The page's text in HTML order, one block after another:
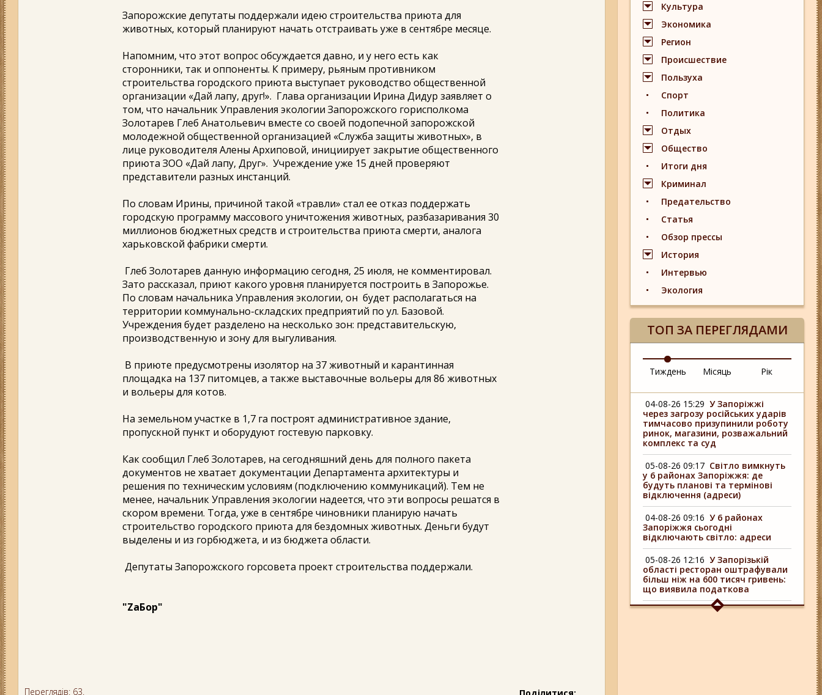
Запорожские депутаты поддержали идею строительства приюта для
животных, который планируют начать отстраивать уже в сентябре месяце.
Напомним, что этот вопрос обсуждается давно, и у него есть как
сторонники, так и оппоненты. К примеру, рьяным противником
строительства городского приюта выступает руководство общественной
организации «Дай лапу, друг!». Глава организации Ирина Дидур заявляет о
том, что начальник Управления экологии Запорожского горисполкома
Золотарев Глеб Анатольевич вместе со своей подопечной запорожской
молодежной общественной организацией «Служба защиты животных», в
лице руководителя Алены Архиповой, инициирует закрытие общественного
приюта ЗОО «Дай лапу, Друг». Учреждение уже 15 дней проверяют
представители разных инстанций.
По словам Ирины, причиной такой «травли» стал ее отказ поддержать
городскую программу массового уничтожения животных, разбазаривания 30
миллионов бюджетных средств и строительства приюта смерти, аналога
харьковской фабрики смерти.
Глеб Золотарев данную информацию сегодня, 25 июля, не комментировал.
Зато рассказал, приют какого уровня планируется построить в Запорожье.
По словам начальника Управления экологии, он будет располагаться на
территории коммунально-складских предприятий по ул. Базовой.
Учреждения будет разделено на несколько зон: представительскую,
производственную и зону для выгуливания.
В приюте предусмотрены изолятор на 37 животный и карантинная
площадка на 137 питомцев, а также выставочные вольеры для 86 животных
и вольеры для котов.
На земельном участке в 1,7 га построят административное здание,
пропускной пункт и оборудуют гостевую парковку.
Как сообщил Глеб Золотарев, на сегодняшний день для полного пакета
документов не хватает документации Департамента архитектуры и
решения по техническим условиям (подключению коммуникаций). Тем не
менее, начальник Управления экологии надеется, что эти вопросы решатся в
скором времени. Тогда, уже в сентябре чиновники планирую начать
строительство городского приюта для бездомных животных. Деньги будут
выделены и из горбюджета, и из бюджета области.
Депутаты Запорожского горсовета проект строительства поддержали.
"ZаБор"
Переглядів: 63.
Культура
Экономика
Регион
Происшествие
Пользуха
Спорт
Политика
Отдых
Общество
Итоги дня
Криминал
Предательство
Статья
Обзор прессы
История
Интервью
Экология
ТОП ЗА ПЕРЕГЛЯДАМИ
Тиждень Місяць Рік
04-08-26 15:29 У Запоріжжі
через загрозу російських ударів
тимчасово призупинили роботу
ринок, магазини, розважальний
комплекс та суд
05-08-26 09:17 Світло вимкнуть
у 6 районах Запоріжжя: де
будуть планові та термінові
відключення (адреси)
04-08-26 09:16 У 6 районах
Запоріжжя сьогодні
відключають світло: адреси
05-08-26 12:16 У Запорізькій
області ресторан оштрафували
більш ніж на 600 тисяч гривень:
що виявила податкова
06-08-26 08:13 Російський FPV-